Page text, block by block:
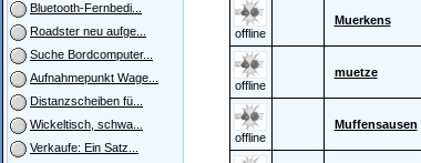
Bluetooth-Fernbedi...
Roadster neu aufge...
Suche Bordcomputer...
Aufnahmepunkt Wage...
Distanzscheiben fü...
Wickeltisch, schwa...
Verkaufe: Ein Satz...
offline
Muerkens
offline
muetze
offline
Muffensausen